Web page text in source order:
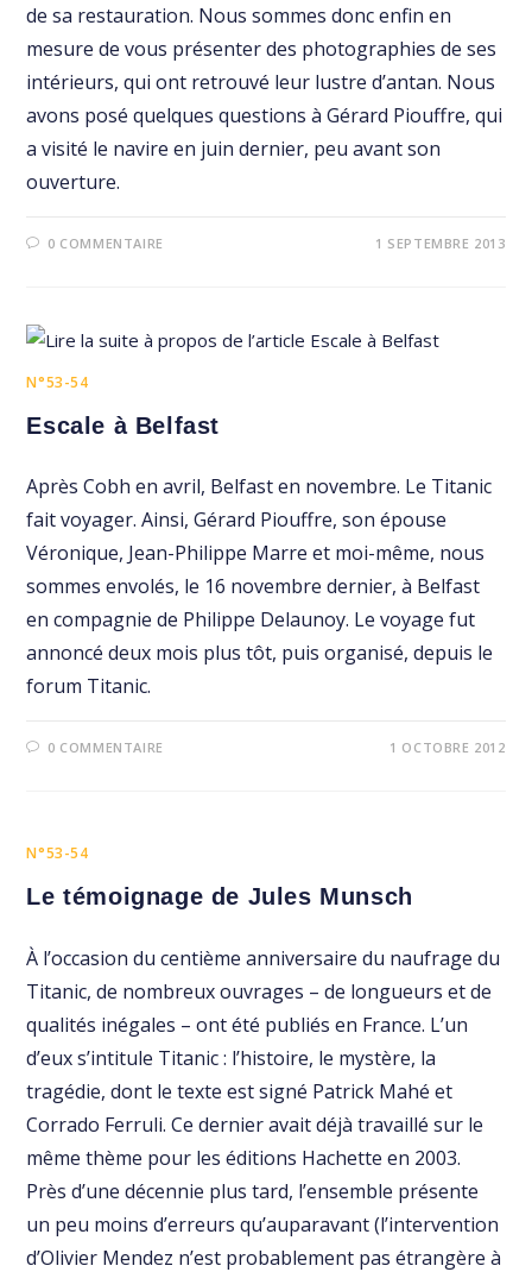
de sa restauration. Nous sommes donc enfin en
mesure de vous présenter des photographies de ses
intérieurs, qui ont retrouvé leur lustre d’antan. Nous
avons posé quelques questions à Gérard Piouffre, qui
a visité le navire en juin dernier, peu avant son
ouverture.
0 COMMENTAIRE 1 SEPTEMBRE 2013
N°53-54
Escale à Belfast
Après Cobh en avril, Belfast en novembre. Le Titanic
fait voyager. Ainsi, Gérard Piouffre, son épouse
Véronique, Jean-Philippe Marre et moi-même, nous
sommes envolés, le 16 novembre dernier, à Belfast
en compagnie de Philippe Delaunoy. Le voyage fut
annoncé deux mois plus tôt, puis organisé, depuis le
forum Titanic.
0 COMMENTAIRE 1 OCTOBRE 2012
N°53-54
Le témoignage de Jules Munsch
À l’occasion du centième anniversaire du naufrage du
Titanic, de nombreux ouvrages – de longueurs et de
qualités inégales – ont été publiés en France. L’un
d’eux s’intitule Titanic : l’histoire, le mystère, la
tragédie, dont le texte est signé Patrick Mahé et
Corrado Ferruli. Ce dernier avait déjà travaillé sur le
même thème pour les éditions Hachette en 2003.
Près d’une décennie plus tard, l’ensemble présente
un peu moins d’erreurs qu’auparavant (l’intervention
d’Olivier Mendez n’est probablement pas étrangère à